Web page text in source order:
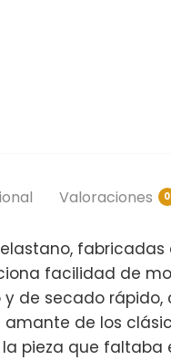
Valoraciones 0
elastano,
facilidad de
de secado
amante de los
pieza que faltaba